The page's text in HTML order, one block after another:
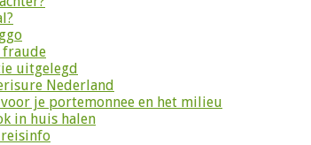
fraude
uitgelegd
Nederland
je portemonnee en het milieu
in huis halen
reisinfo